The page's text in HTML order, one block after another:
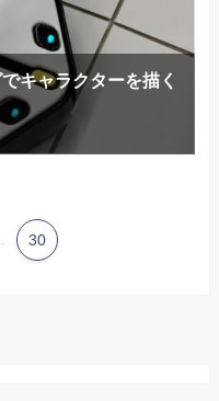
キャラクターを描く
30